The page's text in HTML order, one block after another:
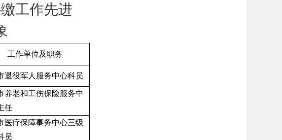
工作先进
工作单位及职务
退役军人服务中心科员
养老和工伤保险服务中
任
医疗保障事务中心三级
员